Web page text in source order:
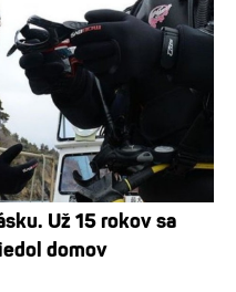
Už 15 rokov sa
domov